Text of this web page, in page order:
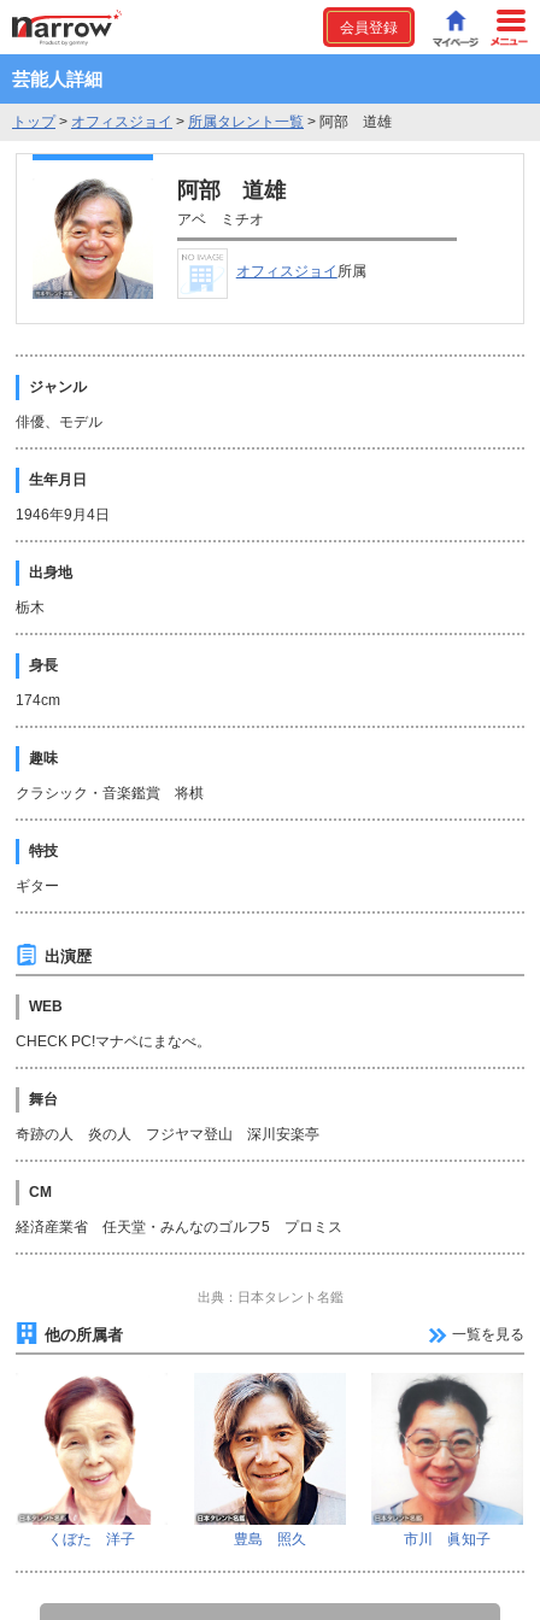
会員登録
芸能人詳細
トップ> オフィスジョイ > 所属タレント一覧 > 阿部 道雄
阿部 道雄
アベ ミチオ
オフィスジョイ 所属
ジャンル
俳優、モデル
生年月日
1946年9月4日
出身地
栃木
身長
174cm
趣味
クラシック・音楽鑑賞 将棋
特技
ギター
出演歴
WEB
CHECK PC!マナベにまなべ。
舞台
奇跡の人 炎の人 フジヤマ登山 深川安楽亭
CM
経済産業省 任天堂・みんなのゴルフ5 プロミス
出典：日本タレント名鑑
他の所属者 一覧を見る
くぼた 洋子 豊島 照久 市川 眞知子